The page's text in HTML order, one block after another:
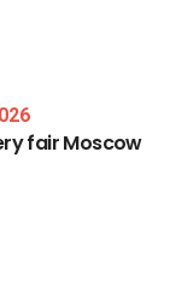
fairMoscow